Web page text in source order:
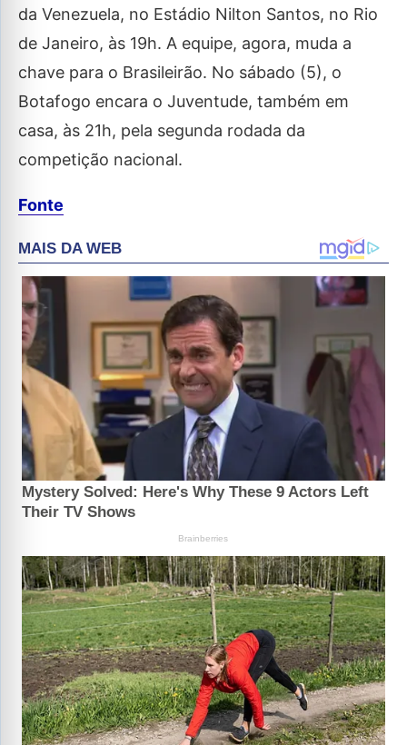
da Venezuela, no Estádio Nilton Santos, no Rio
de Janeiro, às 19h. A equipe, agora, muda a
chave para o Brasileirão. No sábado (5), o
Botafogo encara o Juventude, também em
casa, às 21h, pela segunda rodada da
competição nacional.
Fonte